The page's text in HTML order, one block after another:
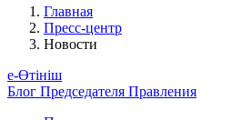
Главная
Пресс-центр
Новости
е-Өтініш
Блог Председателя Правления